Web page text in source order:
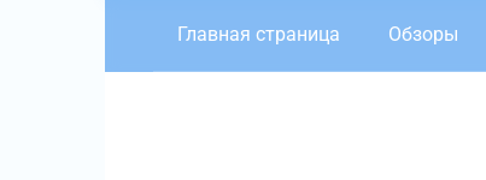
Главная страница Обзоры